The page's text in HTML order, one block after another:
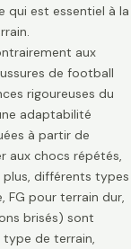
qui est essentiel à la
aux
de football
rigoureuses du
adaptabilité
à partir de
aux chocs répétés,
différents types
FG pour terrain dur,
brisés) sont
de terrain,